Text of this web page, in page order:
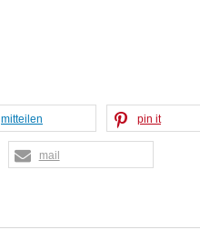
mitteilen pin it
mail